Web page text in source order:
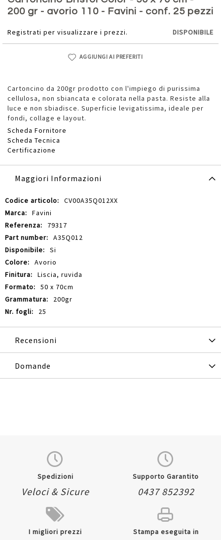
200 gr - avorio 110 - Favini - conf. 25 pezzi
Registrati per visualizzare i prezzi. DISPONIBILE
AGGIUNGI AI PREFERITI
Cartoncino da 200gr prodotto con l'impiego di purissima
cellulosa, non sbiancata e colorata nella pasta. Resiste alla
luce e non sbiadisce. Superficie levigatissima, ideale per
fondi, collage e layout.
Scheda Fornitore
Scheda Tecnica
Certificazione
della
galleria
immagini
Maggiori Informazioni
Maggiori
Informazioni
CV00A35Q012XX
Favini
79317
A35Q012
Si
Avorio
Liscia, ruvida
50 x 70cm
200gr
25
Recensioni
Domande
Spedizioni
Veloci & Sicure
Supporto Garantito
0437 852392
I migliori prezzi Stampa eseguita in